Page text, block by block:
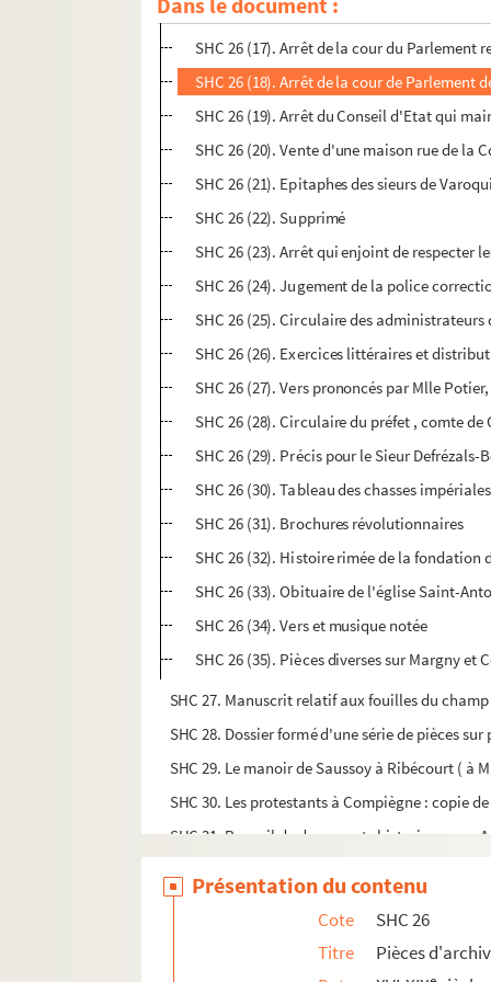
SHC 26 (16). Règlement pour l'hôpital
SHC 26 (17). Arrêt de la cour du Parlement
SHC 26 (18). Arrêt de la cour de
SHC 26 (19). Arrêt du Conseil d'Etat qui
SHC 26 (20). Vente d'une maison rue de la
SHC 26 (21). Epitaphes des sieurs de
SHC 26 (22). Supprimé
SHC 26 (23). Arrêt qui enjoint de respecter
SHC 26 (24). Jugement de la police
SHC 26 (25). Circulaire des
SHC 26 (26). Exercices littéraires et
SHC 26 (27). Vers prononcés par Mlle
SHC 26 (28). Circulaire du préfet , comte
SHC 26 (29). Précis pour le Sieur
SHC 26 (30). Tableau des chasses
SHC 26 (31). Brochures révolutionnaires
SHC 26 (32). Histoire rimée de la fondation
SHC 26 (33). Obituaire de l'église Saint-
SHC 26 (34). Vers et musique notée
SHC 26 (35). Pièces diverses sur Margny et
SHC 27. Manuscrit relatif aux fouilles du
SHC 28. Dossier formé d'une série de pièces
SHC 29. Le manoir de Saussoy à Ribécourt ( à
SHC 30. Les protestants à Compiègne : copie
SHC 31. Recueil de documents historiques sur
Présentation du contenu
Cote
SHC 26
Titre
Pièces